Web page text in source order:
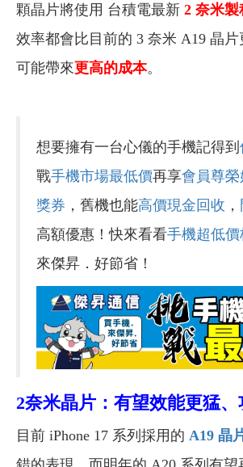
顆晶片將使用 台積電最新 2 奈米製
效率都會比目前的 3 奈米 A19 晶
可能帶來更高的成本。
想要擁有一台心儀的手機記得到
戰手機市場最低價再享會員尊榮
獎券 ，舊機也能高價現金回收 ，
高額優惠！快來看看手機超低價
來傑昇．好節省！
2奈米晶片：有望效能更猛
目前 iPhone 17 系列採用的 A19 晶